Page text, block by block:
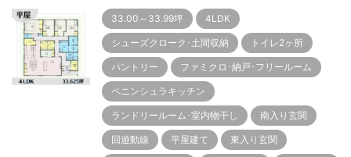
33.00～33.99坪 4LDK
シューズクローク･土間収納 トイレ2ヶ所
パントリー ファミクロ･納戸･フリールーム
ペニンシュラキッチン
ランドリールーム･室内物干し 南入り玄関
回遊動線 平屋建て 東入り玄関